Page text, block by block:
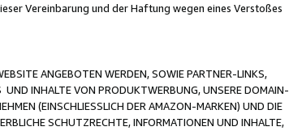
Vereinbarung und der Haftung wegen eines Verstoßes
ANGEBOTEN WERDEN, SOWIE PARTNER-LINKS,
UND INHALTE VON PRODUKTWERBUNG, UNSERE DOMAIN-
(EINSCHLIESSLICH DER AMAZON-MARKEN) UND DIE
SCHUTZRECHTE, INFORMATIONEN UND INHALTE,